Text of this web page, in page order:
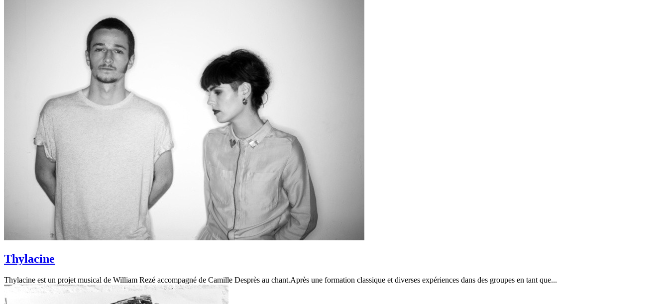
Thylacine
Thylacine est un projet musical de William Rezé accompagné de Camille Desprès au chant.Après une formation classique et diverses expériences dans des groupes en tant que...